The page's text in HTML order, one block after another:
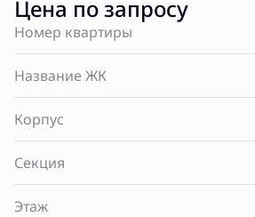
Цена по запросу
Номер квартиры
Название ЖК
Корпус
Секция
Этаж